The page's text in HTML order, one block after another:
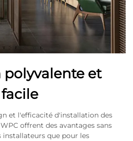
et
et l'efficacité d'installation des
offrent des avantages sans
que pour les